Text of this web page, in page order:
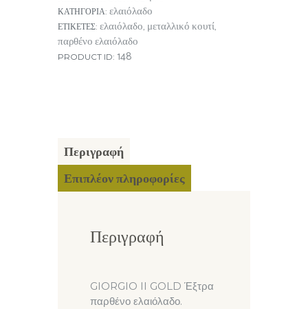
Έξτρα
παρθένο
ΚΑΤΗΓΟΡΊΑ: ελαιόλαδο
ΕΤΙΚΈΤΕΣ: ελαιόλαδο, μεταλλικό κουτί,
παρθένο ελαιόλαδο
PRODUCT ID: 148
Περιγραφή
Επιπλέον πληροφορίες
Περιγραφή
GIORGIO II GOLD Έξτρα
παρθένο ελαιόλαδο.